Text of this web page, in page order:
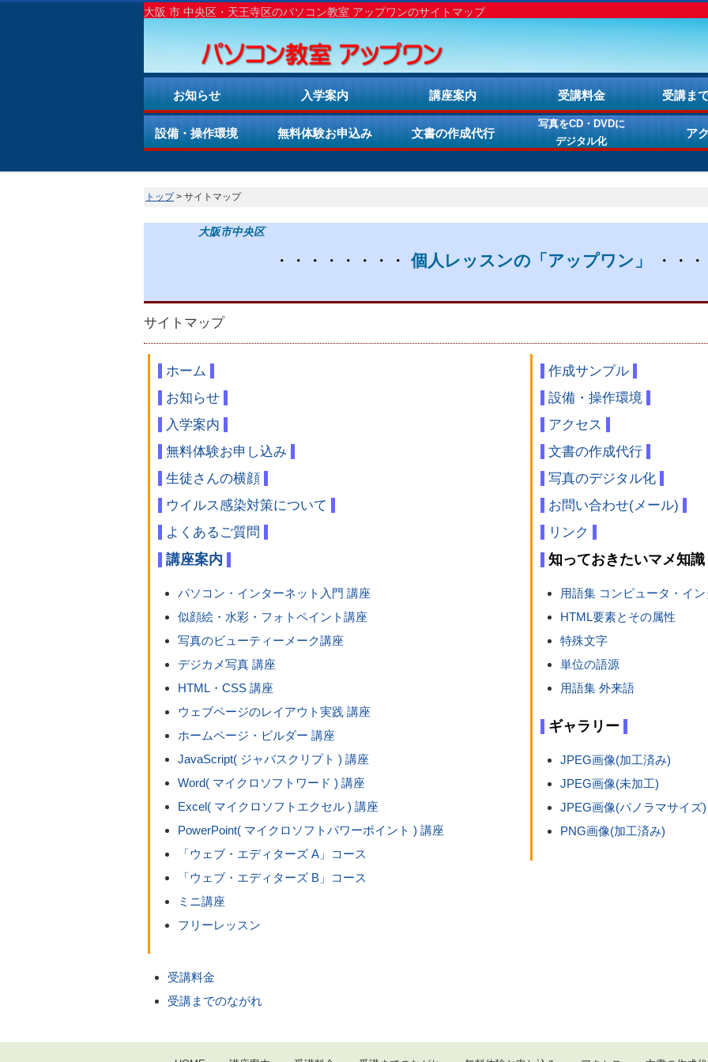
大阪 市 中央区・天王寺区のパソコン教室 アップワンのサイトマップ
お知らせ 入学案内 講座案内 受講料金 受講ま
設備・操作環境 無料体験お申込み 文書の作成代行
写真をCD・DVDに
デジタル化
ア
トップ> サイトマップ
大阪市中央区
・・・・・・・・ 個人レッスンの「アップワン」 ・・
サイトマップ
ホーム
お知らせ
入学案内
無料体験お申し込み
生徒さんの横顔
ウイルス感染対策について
よくあるご質問
講座案内
パソコン・インターネット入門 講座
似顔絵・水彩・フォトペイント講座
写真のビューティーメーク講座
デジカメ写真 講座
HTML・CSS 講座
ウェブページのレイアウト実践 講座
ホームページ・ビルダー 講座
JavaScript( ジャバスクリプト ) 講座
Word( マイクロソフトワード ) 講座
Excel( マイクロソフトエクセル ) 講座
PowerPoint( マイクロソフトパワーポイント ) 講座
「ウェブ・エディターズ A」コース
「ウェブ・エディターズ B」コース
ミニ講座
フリーレッスン
作成サンプル
設備・操作環境
アクセス
文書の作成代行
写真のデジタル化
お問い合わせ(メール)
リンク
知っておきたいマメ知識
用語集 コンピュータ・イ
HTML要素とその属性
特殊文字
単位の語源
用語集 外来語
ギャラリー
JPEG画像(加工済み)
JPEG画像(未加工)
JPEG画像(パノラマサイズ)
PNG画像(加工済み)
受講料金
受講までのながれ